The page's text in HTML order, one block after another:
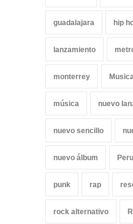
guadalajara hip
lanzamiento
monterrey Musica
música nuevo
nuevo sencillo
nuevo álbum Peru
punk rap
rock alternativo